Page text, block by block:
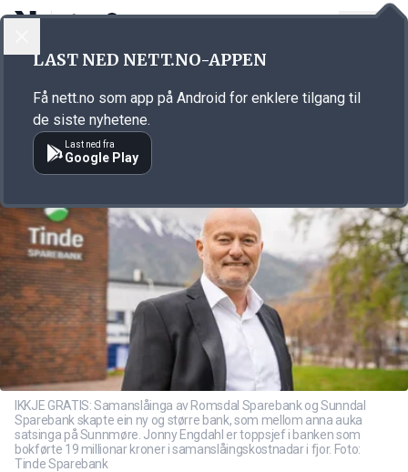
Annonsørinnhold
IKKJE GRATIS: Samanslåinga av Romsdal Sparebank og Sunndal
Sparebank skapte ein ny og større bank, som mellom anna auka
satsinga på Sunnmøre. Jonny Engdahl er toppsjef i banken som
bokførte 19 millionar kroner i samanslåingskostnadar i fjor. Foto:
Tinde Sparebank
LAST NED NETT.NO-APPEN
Få nett.no som app på Android for enklere tilgang til
de siste nyhetene.
Last ned fra
Google Play